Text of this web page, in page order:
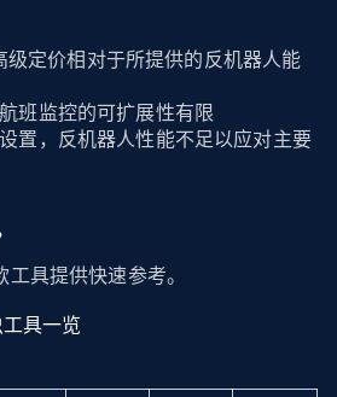
级定价相对于所提供的反机器人能
班监控的可扩展性有限
置，反机器人性能不足以应对主要
具提供快速参考。
具一览